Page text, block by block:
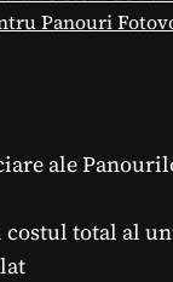
Panouri
ale
costul total al